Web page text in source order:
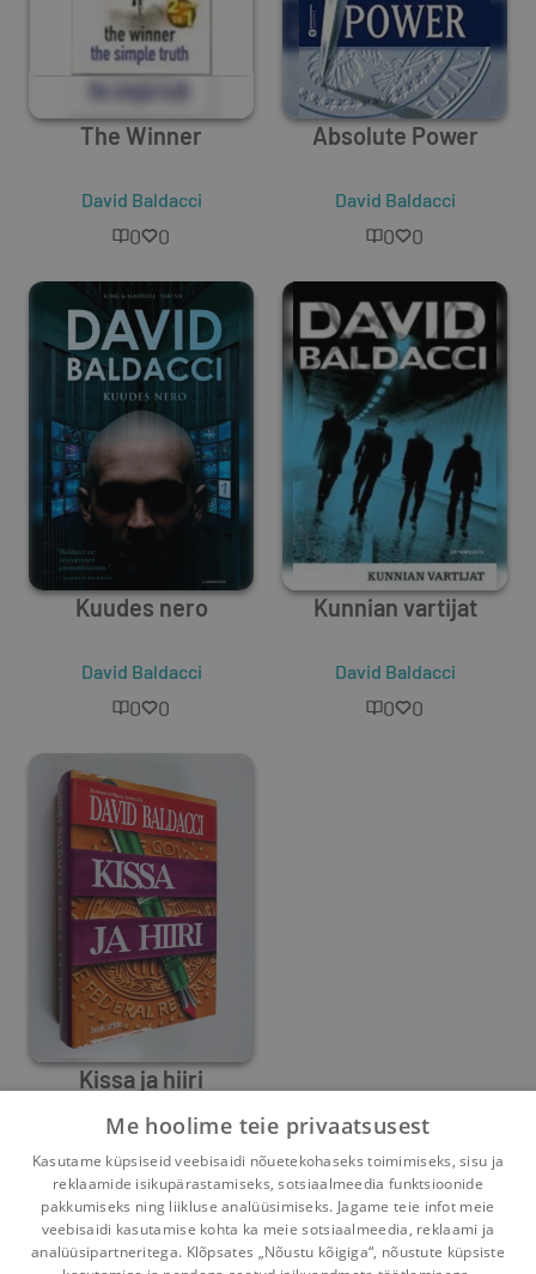
The Winner
David Baldacci
0 0
Absolute Power
David Baldacci
0 0
Kuudes nero
David Baldacci
0 0
Kunnian vartijat
David Baldacci
0 0
Kissa ja hiiri
0 0
Me hoolime teie privaatsusest
Kasutame küpsiseid veebisaidi nõuetekohaseks toimimiseks, sisu ja
reklaamide isikupärastamiseks, sotsiaalmeedia funktsioonide
pakkumiseks ning liikluse analüüsimiseks. Jagame teie infot meie
veebisaidi kasutamise kohta ka meie sotsiaalmeedia, reklaami ja
analüüsipartneritega. Klõpsates „Nõustu kõigiga“, nõustute küpsiste